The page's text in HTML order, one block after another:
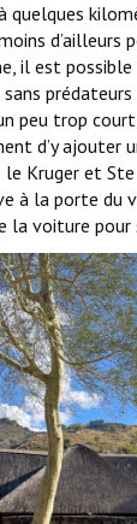
quelques
d’ailleurs
il est
peu trop
d’y ajouter
Kruger et
à la porte du
la voiture pour